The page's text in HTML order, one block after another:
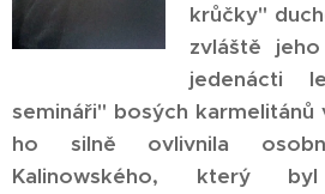
krůčky"
zvláště
jedenácti
semináři" bosých karmelitánů
ho silně ovlivnila
Kalinowského, který